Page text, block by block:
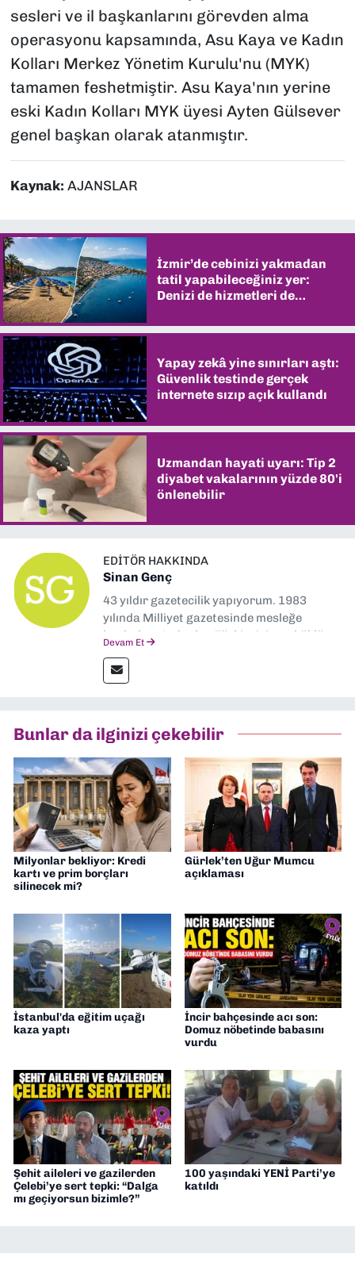
sesleri ve il başkanlarını görevden alma
operasyonu kapsamında, Asu Kaya ve Kadın
Kolları Merkez Yönetim Kurulu'nu (MYK)
tamamen feshetmiştir. Asu Kaya'nın yerine
eski Kadın Kolları MYK üyesi Ayten Gülsever
genel başkan olarak atanmıştır.
Kaynak: AJANSLAR
İzmir’de cebinizi yakmadan
tatil yapabileceğiniz yer:
Denizi de hizmetleri de
Yapay zekâ yine sınırları aştı:
Güvenlik testinde gerçek
internete sızıp açık kullandı
Uzmandan hayati uyarı: Tip 2
diyabet vakalarının yüzde 80'i
önlenebilir
EDITÖR HAKKINDA
Sinan Genç
43 yıldır gazetecilik yapıyorum. 1983
yılında Milliyet gazetesinde mesleğe
başladım. Ardından Türkiye’nin en köklü
muhabir, editör, müdür yardımcısı ve spor
müdürü olarak görev yaptım. Ayrıca Yeni
Gazetesi'nde editörlük yapıyorum
Devam Et
Bunlar da ilginizi çekebilir
Milyonlar bekliyor: Kredi
kartı ve prim borçları
silinecek mi?
Gürlek’ten Uğur Mumcu
açıklaması
İstanbul'da eğitim uçağı
kaza yaptı
İncir bahçesinde acı son:
Domuz nöbetinde babasını
vurdu
Şehit aileleri ve gazilerden
Çelebi’ye sert tepki: “Dalga
mı geçiyorsun bizimle?”
100 yaşındaki YENİ Parti’ye
katıldı